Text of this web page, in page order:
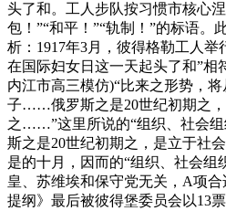
头了和。工人步队按习惯市核心
包！”“和平！”“轨制！”的标语。
析：1917年3月，彼得格勒工人举
在国际妇女日这一天起头了和”相
内江市高三模仿)“比来之形势，
子……俄罗斯之是20世纪初期之，
之……”这里所说的“组织、社会
斯之是20世纪初期之，是立于社
是的十月，因而的“组织、社会组
皇、苏维埃和保守党无关，A项
提纲》最后被彼得堡委员会以13